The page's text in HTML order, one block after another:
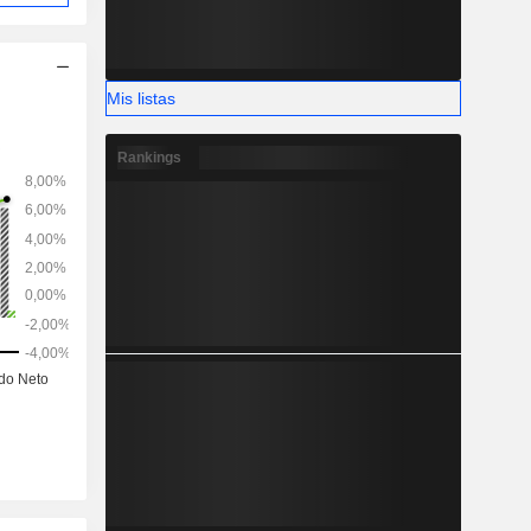
Mis listas
Rankings